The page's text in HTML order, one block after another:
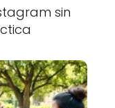
sin